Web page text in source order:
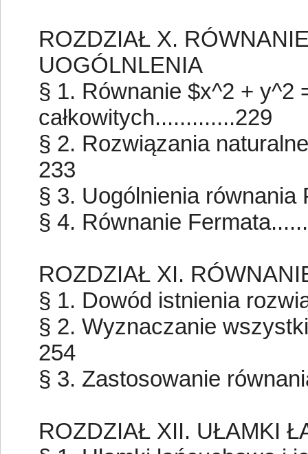
ROZDZIAŁ X.
UOGÓLNLENIA
§ 1. Równanie $x^2 + y^2
całkowitych.............229
§ 2. Rozwiązania
233
§ 3. Uogólnienia
§ 4. Równanie
ROZDZIAŁ XI.
§ 1. Dowód istnienia
§ 2. Wyznaczanie
254
§ 3. Zastosowanie
ROZDZIAŁ XII. UŁAMKI